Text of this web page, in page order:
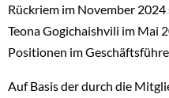
Rückriem im November
Teona Gogichaishvili im Mai
Positionen im
Auf Basis der durch die